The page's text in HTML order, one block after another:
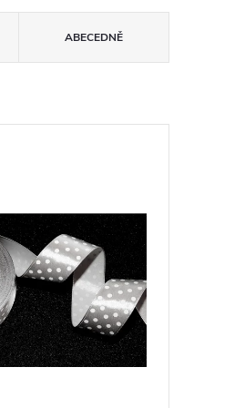
ABECEDNĚ